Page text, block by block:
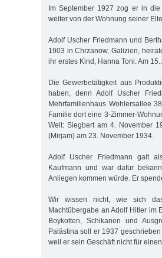
Im September 1927 zog er in
weiter von der Wohnung seiner
Adolf Uscher Friedmann und
1903 in Chrzanow, Galizien,
ihr erstes Kind, Hanna Toni. Am
Die Gewerbetätigkeit aus
haben, denn Adolf Uscher
Mehrfamilienhaus Wohlersallee
Familie dort eine 3-Zimmer-
Welt: Siegbert am 4. November
(Mirjam) am 23. November 1934.
Adolf Uscher Friedmann galt
Kaufmann und war dafür
Anliegen kommen würde. Er
Wir wissen nicht, wie sich
Machtübergabe an Adolf Hitler im
Boykotten, Schikanen und
Palästina soll er 1937
weil er sein Geschäft nicht für